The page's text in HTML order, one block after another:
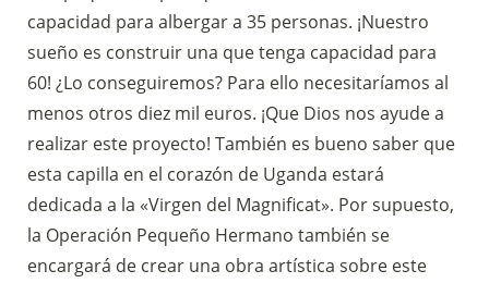
capacidad para albergar a 35 personas. ¡Nuestro
sueño es construir una que tenga capacidad para
60! ¿Lo conseguiremos? Para ello necesitaríamos al
menos otros diez mil euros. ¡Que Dios nos ayude a
realizar este proyecto! También es bueno saber que
esta capilla en el corazón de Uganda estará
dedicada a la «Virgen del Magnificat». Por supuesto,
la Operación Pequeño Hermano también se
encargará de crear una obra artística sobre este